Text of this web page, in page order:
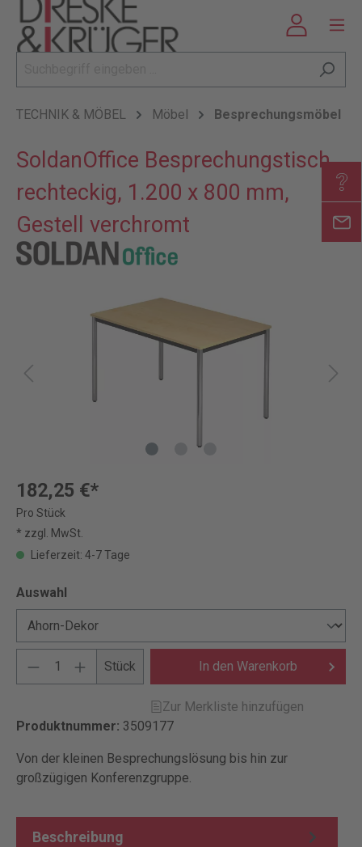
TECHNIK & MÖBEL Möbel Besprechungsmöbel
SoldanOffice Besprechungstisch,
rechteckig, 1.200 x 800 mm,
Gestell verchromt
182,25 €*
Pro Stück
* zzgl. MwSt.
Lieferzeit: 4-7 Tage
Auswahl
Stück In den Warenkorb
Zur Merkliste hinzufügen
Produktnummer: 3509177
Von der kleinen Besprechungslösung bis hin zur
großzügigen Konferenzgruppe.
Beschreibung